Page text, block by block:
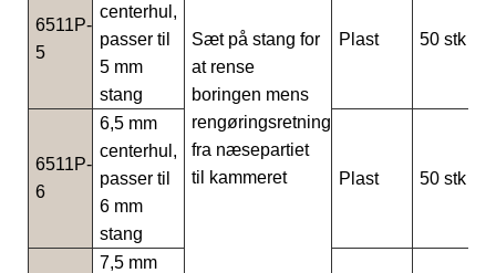
Sæt på stang for
at rense
boringen mens
rengøringsretning
fra næsepartiet
til kammeret
6511P-
5
centerhul,
passer til
5 mm
stang
Plast 50 stk
6511P-
6
6,5 mm
centerhul,
passer til
6 mm
stang
Plast 50 stk
7,5 mm